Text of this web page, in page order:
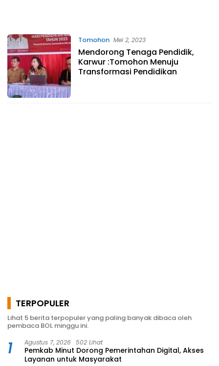
Tomohon Mei 2, 2023
Mendorong Tenaga Pendidik,
Karwur :Tomohon Menuju
Transformasi Pendidikan
TERPOPULER
Lihat 5 berita terpopuler yang paling banyak dibaca oleh
pembaca BOL minggu ini.
1 Agustus 7, 2026 502 Lihat
Pemkab Minut Dorong Pemerintahan Digital, Akses
Layanan untuk Masyarakat